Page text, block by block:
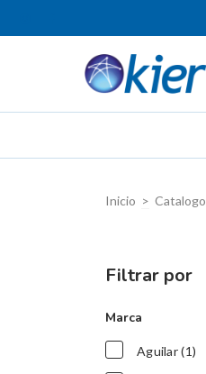
Inicio > Catalogo
Filtrar por
Marca
Aguilar (1)